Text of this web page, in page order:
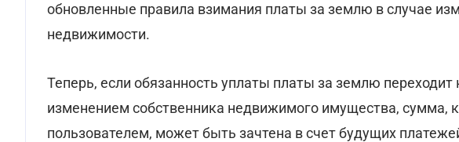
обновленные правила взимания платы за землю в случае
недвижимости.
Теперь, если обязанность уплаты платы за землю переходит
изменением собственника недвижимого имущества, сумма,
пользователем, может быть зачтена в счет будущих